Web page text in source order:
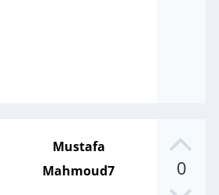
0
Mustafa
Mahmoud7